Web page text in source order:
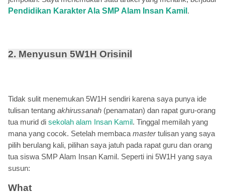
Pendidikan Karakter Ala SMP Alam Insan Kamil .
2. Menyusun 5W1H Orisinil
Tidak sulit menemukan 5W1H sendiri karena saya punya ide
tulisan tentang akhirussanah (penamatan) dan rapat guru-orang
tua murid di sekolah alam Insan Kamil. Tinggal memilah yang
mana yang cocok. Setelah membaca mastertulisan yang saya
pilih berulang kali, pilihan saya jatuh pada rapat guru dan orang
tua siswa SMP Alam Insan Kamil. Seperti ini 5W1H yang saya
susun:
What